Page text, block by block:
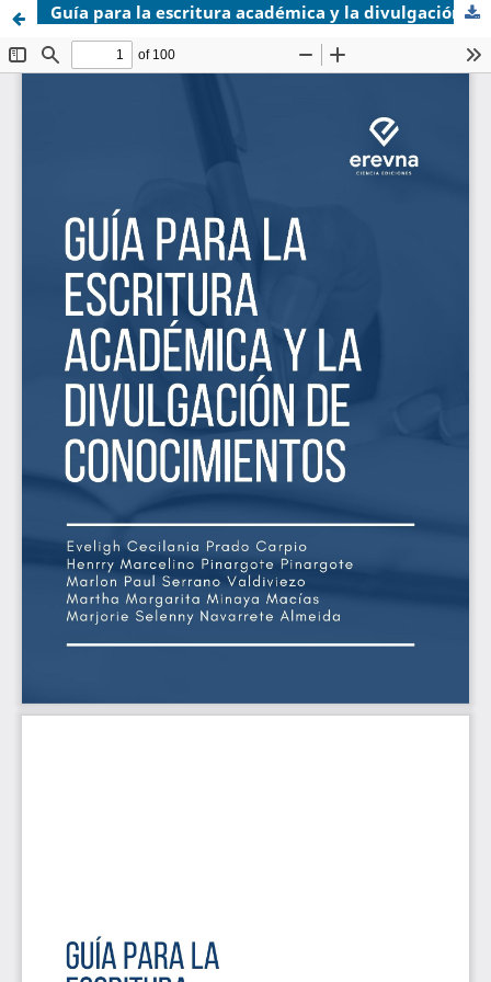
Guía para la escritura académica y la divulgación de conocimientos.pdf